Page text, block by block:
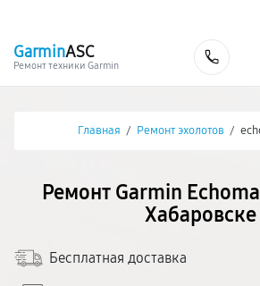
GarminASC
Ремонт техники Garmin
Главная / Ремонт эхолотов /
Ремонт Garmin
Хабаровске
Бесплатная доставка